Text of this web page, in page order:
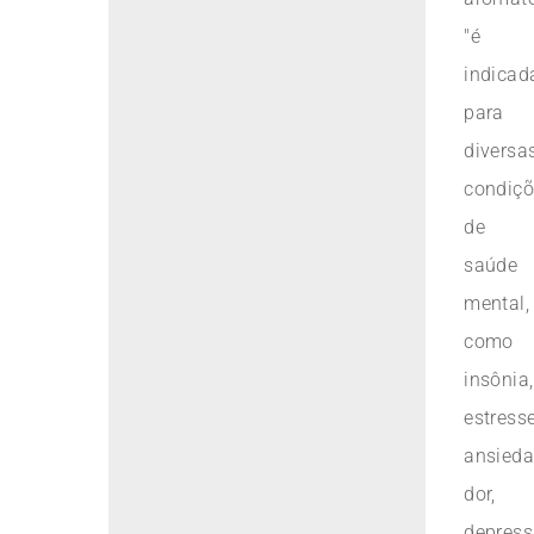
"é
para
de
saúde
mental,
como
insônia,
dor,